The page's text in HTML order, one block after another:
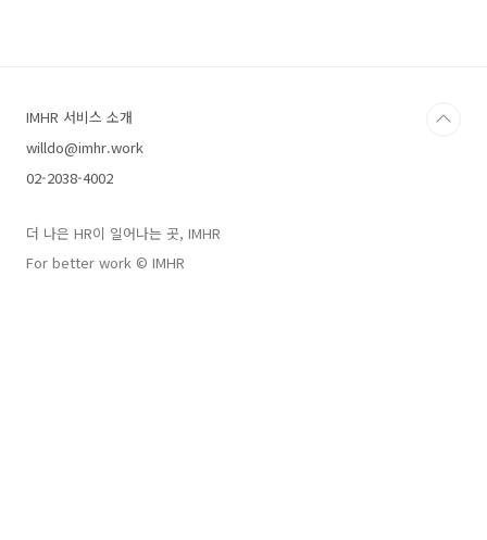
시하고 있지만, 솔직히 잘 모르겠습니다. 경영자
도 근로자도 모두 당황스럽기는 마찬가지입니다.
차출퇴근제 등 유연근무제를 도입하여 운영하고,
봅니다만 뚜렷한 답이 보이지 않습니다. 예전처
럼 과거와 현재에 ..
IMHR 서비스 소개
willdo@imhr.work
02-2038-4002
더 나은 HR이 일어나는 곳, IMHR
For better work © IMHR